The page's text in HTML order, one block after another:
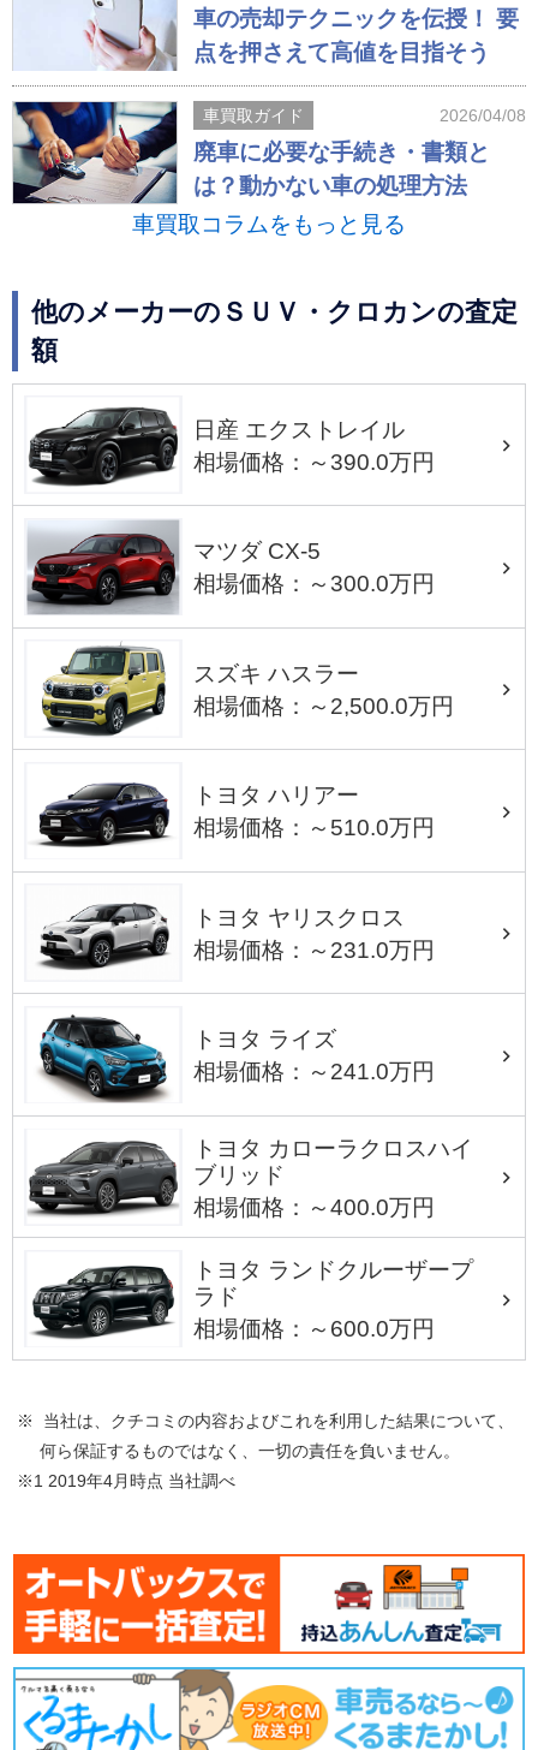
車の売却テクニックを伝授！ 要
点を押さえて高値を目指そう
車買取ガイド 2026/04/08
廃車に必要な手続き・書類と
は？動かない車の処理方法
車買取コラムをもっと見る
他のメーカーのＳＵＶ・クロカンの査定
額
日産 エクストレイル
相場価格：～390.0万円
マツダ CX-5
相場価格：～300.0万円
スズキ ハスラー
相場価格：～2,500.0万円
トヨタ ハリアー
相場価格：～510.0万円
トヨタ ヤリスクロス
相場価格：～231.0万円
トヨタ ライズ
相場価格：～241.0万円
トヨタ カローラクロスハイ
ブリッド
相場価格：～400.0万円
トヨタ ランドクルーザープ
ラド
相場価格：～600.0万円
※ 当社は、クチコミの内容およびこれを利用した結果について、
何ら保証するものではなく、一切の責任を負いません。
※1 2019年4月時点 当社調べ